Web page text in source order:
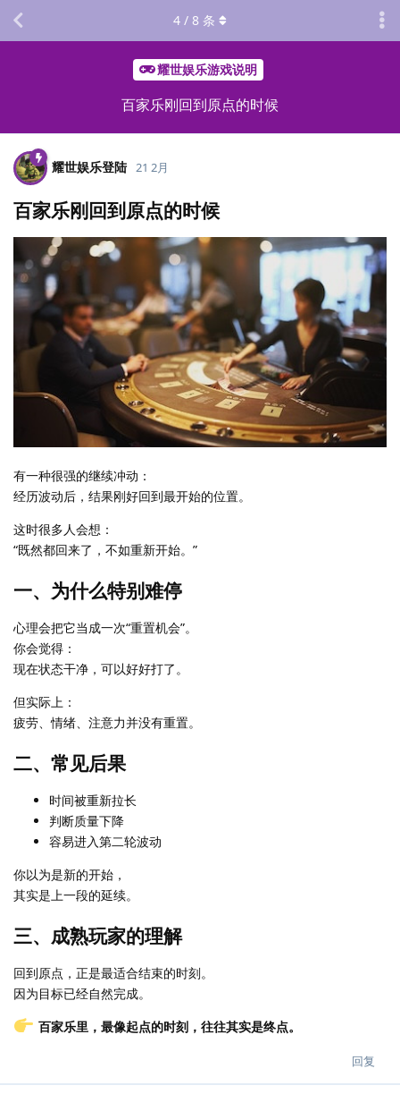
耀世娱乐游戏说明
百家乐刚回到原点的时候
4 / 8 条
耀世娱乐登陆 21 2月
百家乐刚回到原点的时候
有一种很强的继续冲动：
经历波动后，结果刚好回到最开始的位置。
这时很多人会想：
“既然都回来了，不如重新开始。”
一、为什么特别难停
心理会把它当成一次“重置机会”。
你会觉得：
现在状态干净，可以好好打了。
但实际上：
疲劳、情绪、注意力并没有重置。
二、常见后果
时间被重新拉长
判断质量下降
容易进入第二轮波动
你以为是新的开始，
其实是上一段的延续。
三、成熟玩家的理解
回到原点，正是最适合结束的时刻。
因为目标已经自然完成。
百家乐里，最像起点的时刻，往往其实是终点。
回复